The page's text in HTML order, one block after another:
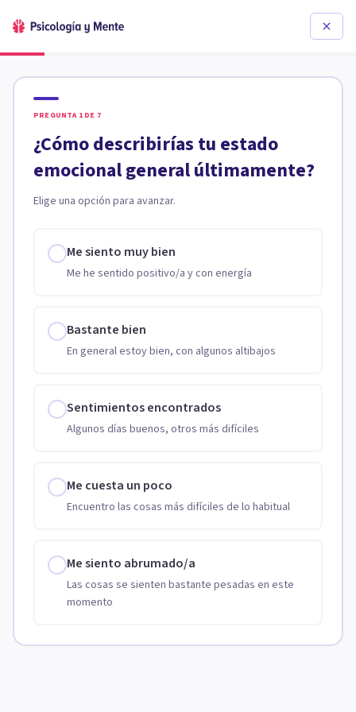
PREGUNTA 1 DE 7
¿Cómo describirías tu estado
emocional general últimamente?
Elige una opción para avanzar.
Me siento muy bien
Me he sentido positivo/a y con energía
Bastante bien
En general estoy bien, con algunos altibajos
Sentimientos encontrados
Algunos días buenos, otros más difíciles
Me cuesta un poco
Encuentro las cosas más difíciles de lo habitual
Me siento abrumado/a
Las cosas se sienten bastante pesadas en este
momento